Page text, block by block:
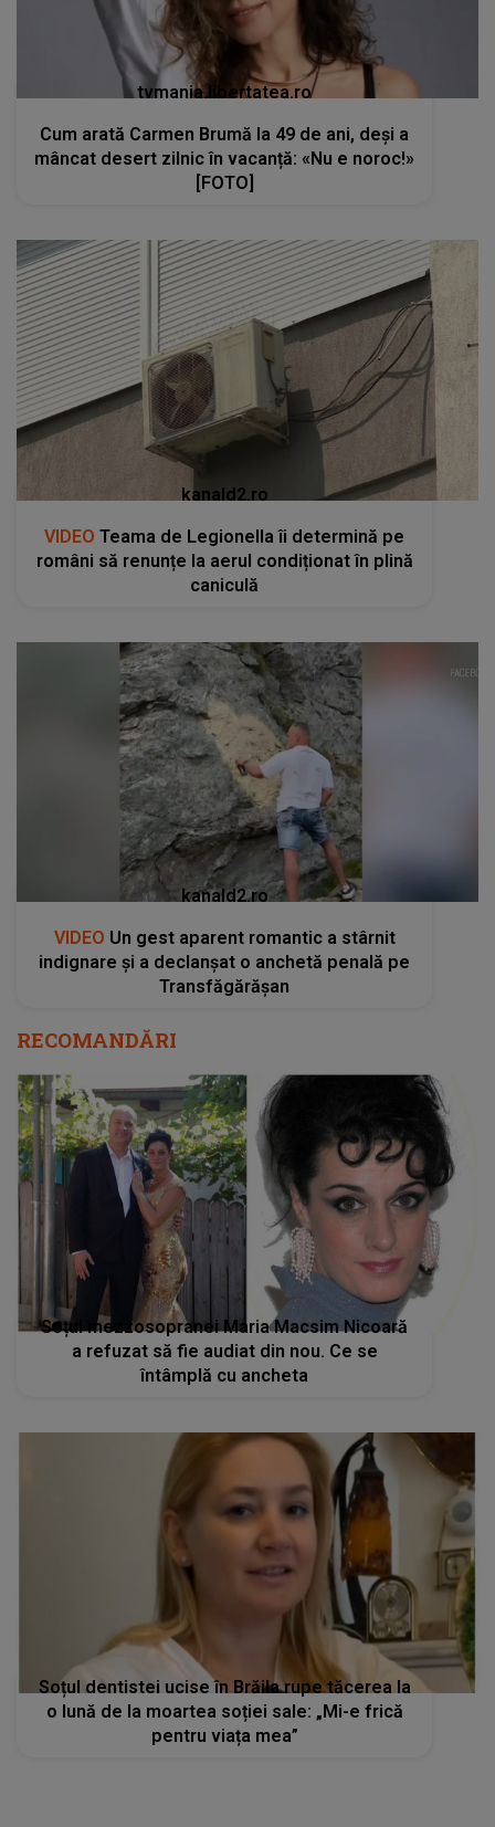
tvmania.libertatea.ro
Cum arată Carmen Brumă la 49 de ani, deși a
mâncat desert zilnic în vacanță: «Nu e noroc!»
[FOTO]
kanald2.ro
VIDEO Teama de Legionella îi determină pe
români să renunțe la aerul condiționat în plină
caniculă
kanald2.ro
VIDEO Un gest aparent romantic a stârnit
indignare și a declanșat o anchetă penală pe
Transfăgărășan
RECOMANDĂRI
Soțul mezzosopranei Maria Macsim Nicoară
a refuzat să fie audiat din nou. Ce se
întâmplă cu ancheta
Soțul dentistei ucise în Brăila rupe tăcerea la
o lună de la moartea soției sale: „Mi-e frică
pentru viața mea”